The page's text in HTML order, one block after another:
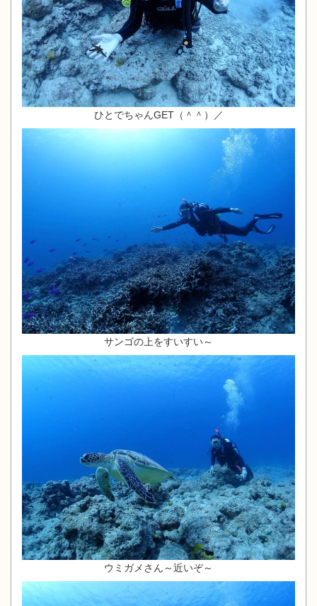
ひとでちゃんGET（＾＾）／
サンゴの上をすいすい～
ウミガメさん～近いぞ～